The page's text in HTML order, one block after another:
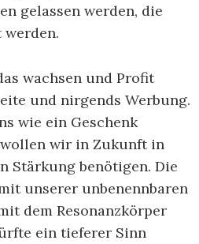
gelassen werden, die
wachsen und Profit
und nirgends Werbung.
wie ein Geschenk
wollen wir in Zukunft in
Stärkung benötigen. Die
unserer unbenennbaren
dem Resonanzkörper
ein tieferer Sinn